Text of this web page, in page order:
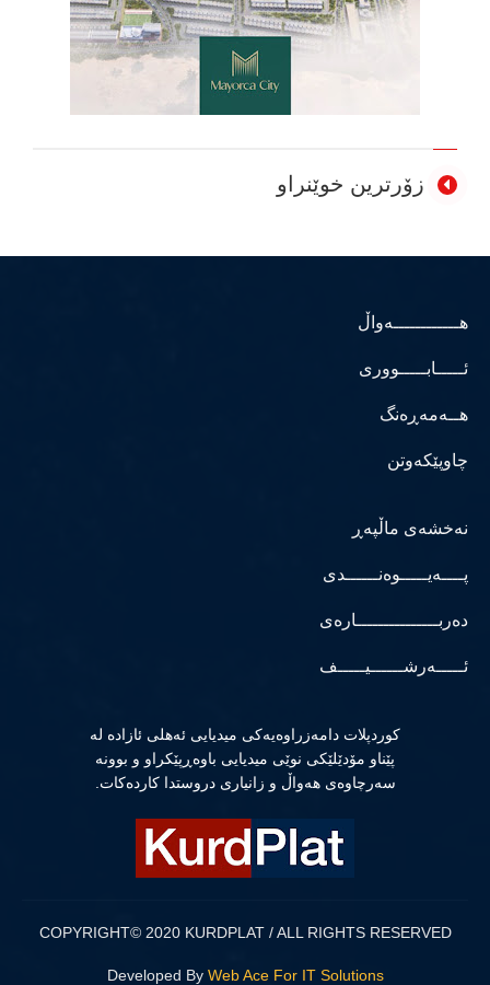
زۆرترین خوێنراو
هــــــــــــەواڵ
ئـــــابـــــووری
هــەمەڕەنگ
چاوپێکەوتن
نەخشەی ماڵپەڕ
پــــەیـــــوەنــــــدی
دەربـــــــــــــــارەی
ئـــــەرشــــــیـــــف
كوردپلات دامەزراوەیەكی میدیایی ئەهلی ئازادە لە
پێناو مۆدێلێكی نوێی میدیایی باوەڕپێكراو و بوونە
سەرچاوەی هەواڵ و زانیاری دروستدا كاردەكات.
COPYRIGHT© 2020 KURDPLAT / ALL RIGHTS RESERVED
Web Ace For IT Solutions
Developed By